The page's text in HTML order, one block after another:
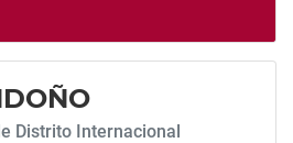
Distrito Internacional